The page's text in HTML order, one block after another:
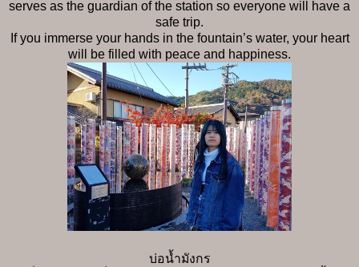
serves as the guardian of the station so everyone will have a
safe trip.
If you immerse your hands in the fountain’s water, your heart
will be filled with peace and happiness.
บ่อน้ำมังกร